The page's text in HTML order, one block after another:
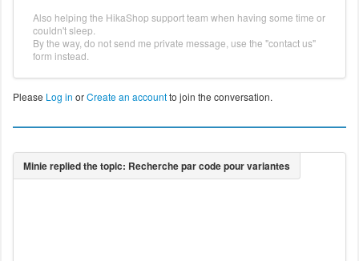
Also helping the HikaShop support team when having some time or
couldn't sleep.
By the way, do not send me private message, use the "contact us"
form instead.
Please Log in orCreate an accountto join the conversation.